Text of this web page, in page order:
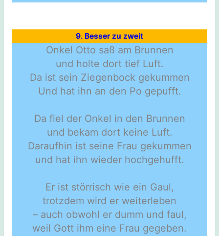
9. Besser zu zweit
Onkel Otto saß am Brunnen
und holte dort tief Luft.
Da ist sein Ziegenbock gekummen
Und hat ihn an den Po gepufft.
Da fiel der Onkel in den Brunnen
und bekam dort keine Luft.
Daraufhin ist seine Frau gekummen
und hat ihn wieder hochgehufft.
Er ist störrisch wie ein Gaul,
trotzdem wird er weiterleben
– auch obwohl er dumm und faul,
weil Gott ihm eine Frau gegeben.